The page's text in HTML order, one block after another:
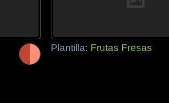
Plantilla: Frutas Fresas